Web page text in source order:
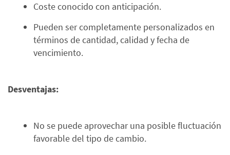
Coste conocido con anticipación.
Pueden ser completamente personalizados en
términos de cantidad, calidad y fecha de
vencimiento.
Desventajas:
No se puede aprovechar una posible fluctuación
favorable del tipo de cambio.